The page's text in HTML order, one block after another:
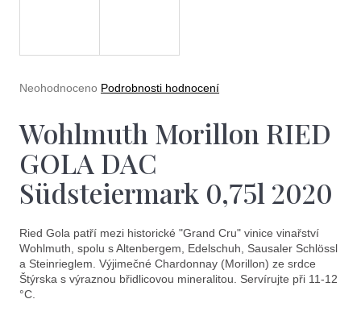
Průměrné
je
0,0
z
5
hvězdiček.
Neohodnoceno Podrobnosti hodnocení
Wohlmuth Morillon RIED
GOLA DAC
Südsteiermark 0,75l 2020
Ried Gola patří mezi historické "Grand Cru" vinice vinařství
Wohlmuth, spolu s Altenbergem, Edelschuh, Sausaler Schlössl
a Steinrieglem. Výjimečné Chardonnay (Morillon) ze srdce
Štýrska s výraznou břidlicovou mineralitou. Servírujte při 11-12
°C.
e
n
j
í
t
?